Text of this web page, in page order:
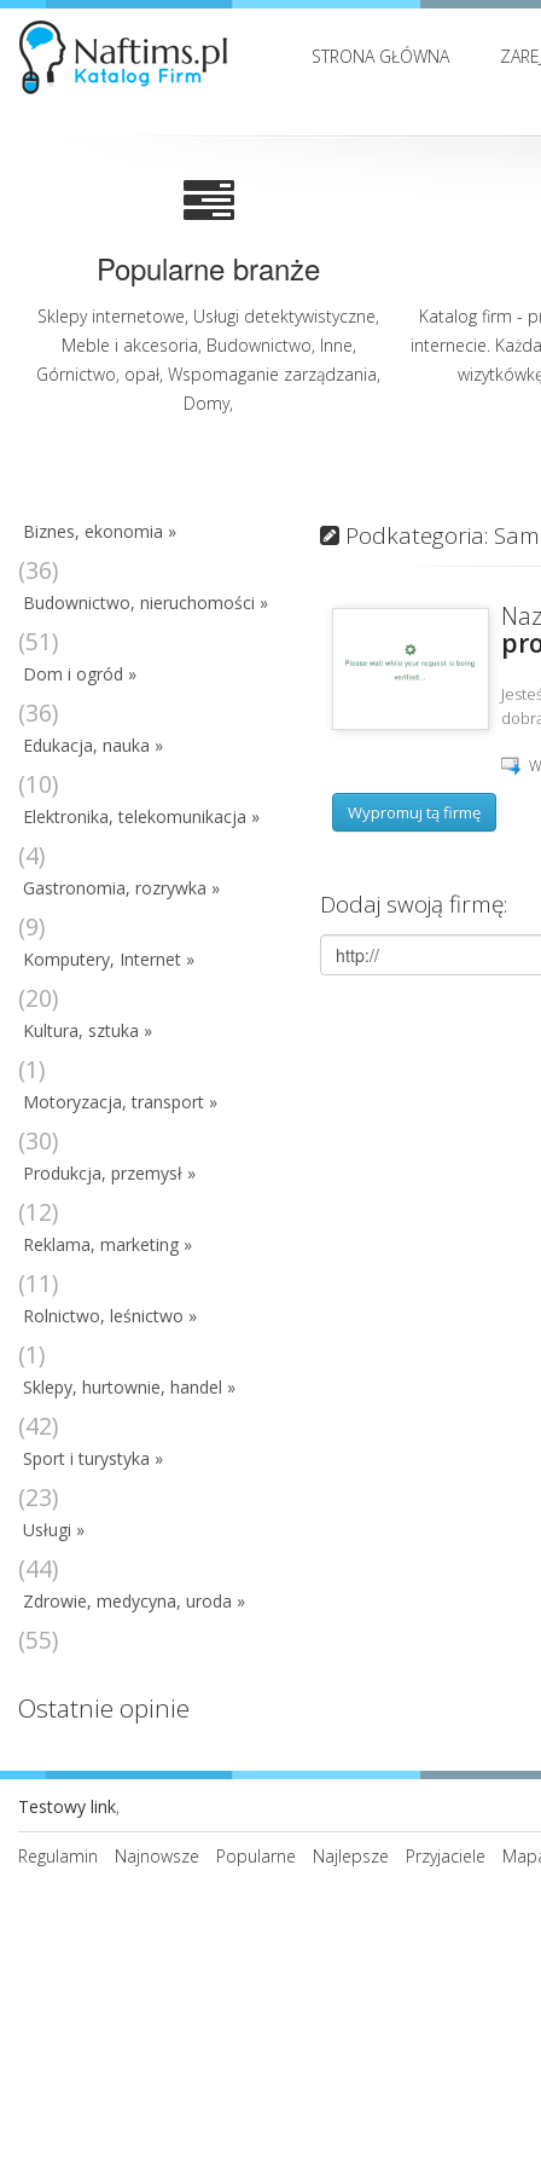
STRONA GŁÓWNA
Popularne branże
Sklepy internetowe, Usługi detektywistyczne,
Meble i akcesoria, Budownictwo, Inne,
Górnictwo, opał, Wspomaganie zarządzania,
Domy,
Katalog firm -
internecie.
Biznes, ekonomia »
(36)
Budownictwo, nieruchomości »
(51)
Dom i ogród »
(36)
Edukacja, nauka »
(10)
Elektronika, telekomunikacja »
(4)
Gastronomia, rozrywka »
(9)
Komputery, Internet »
(20)
Kultura, sztuka »
(1)
Motoryzacja, transport »
(30)
Produkcja, przemysł »
(12)
Reklama, marketing »
(11)
Rolnictwo, leśnictwo »
(1)
Sklepy, hurtownie, handel »
(42)
Sport i turystyka »
(23)
Usługi »
(44)
Zdrowie, medycyna, uroda »
(55)
Ostatnie opinie
Podkategoria:
Wypromuj tą firmę
Dodaj swoją firmę:
Testowy link,
Regulamin Najnowsze Popularne Najlepsze Przyjaciele